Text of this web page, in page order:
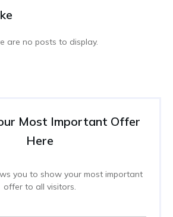
Most Important Offer
Here
you to show your most important
offer to all visitors.